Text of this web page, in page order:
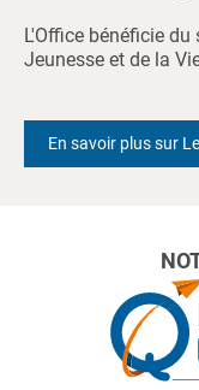
L'Office bénéficie
Jeunesse et de la
En savoir plus sur